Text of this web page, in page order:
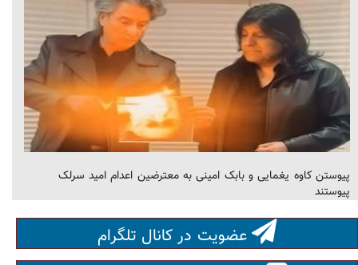
پیوستن کاوه یغمایی و بابک امینی به معترضین اعدام امید سرلک
پیوستند
عضویت در کانال تلگرام